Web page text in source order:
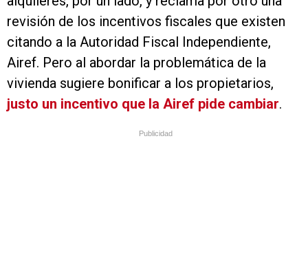
revisión de los incentivos fiscales que existen
citando a la Autoridad Fiscal Independiente,
Airef. Pero al abordar la problemática de la
vivienda sugiere bonificar a los propietarios,
justo un incentivo que la Airef pide cambiar.
Publicidad